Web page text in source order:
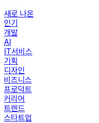
새로 나온
인기
개발
AI
IT서비스
기획
디자인
비즈니스
프로덕트
커리어
트렌드
스타트업